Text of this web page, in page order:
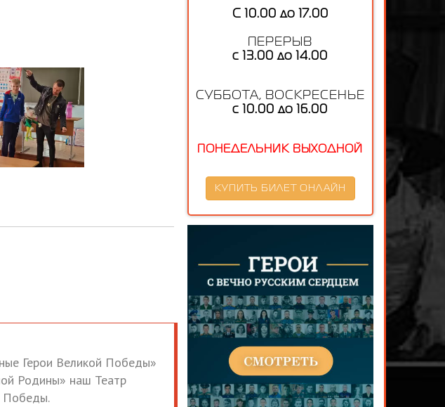
Герои Великой Победы»
Родины» наш Театр
Победы.
С 10.00 до 17.00
ПЕРЕРЫВ
с 13.00 до 14.00
СУББОТА, ВОСКРЕСЕНЬЕ
с 10.00 до 16.00
ПОНЕДЕЛЬНИК ВЫХОДНОЙ
КУПИТЬ БИЛЕТ ОНЛАЙН